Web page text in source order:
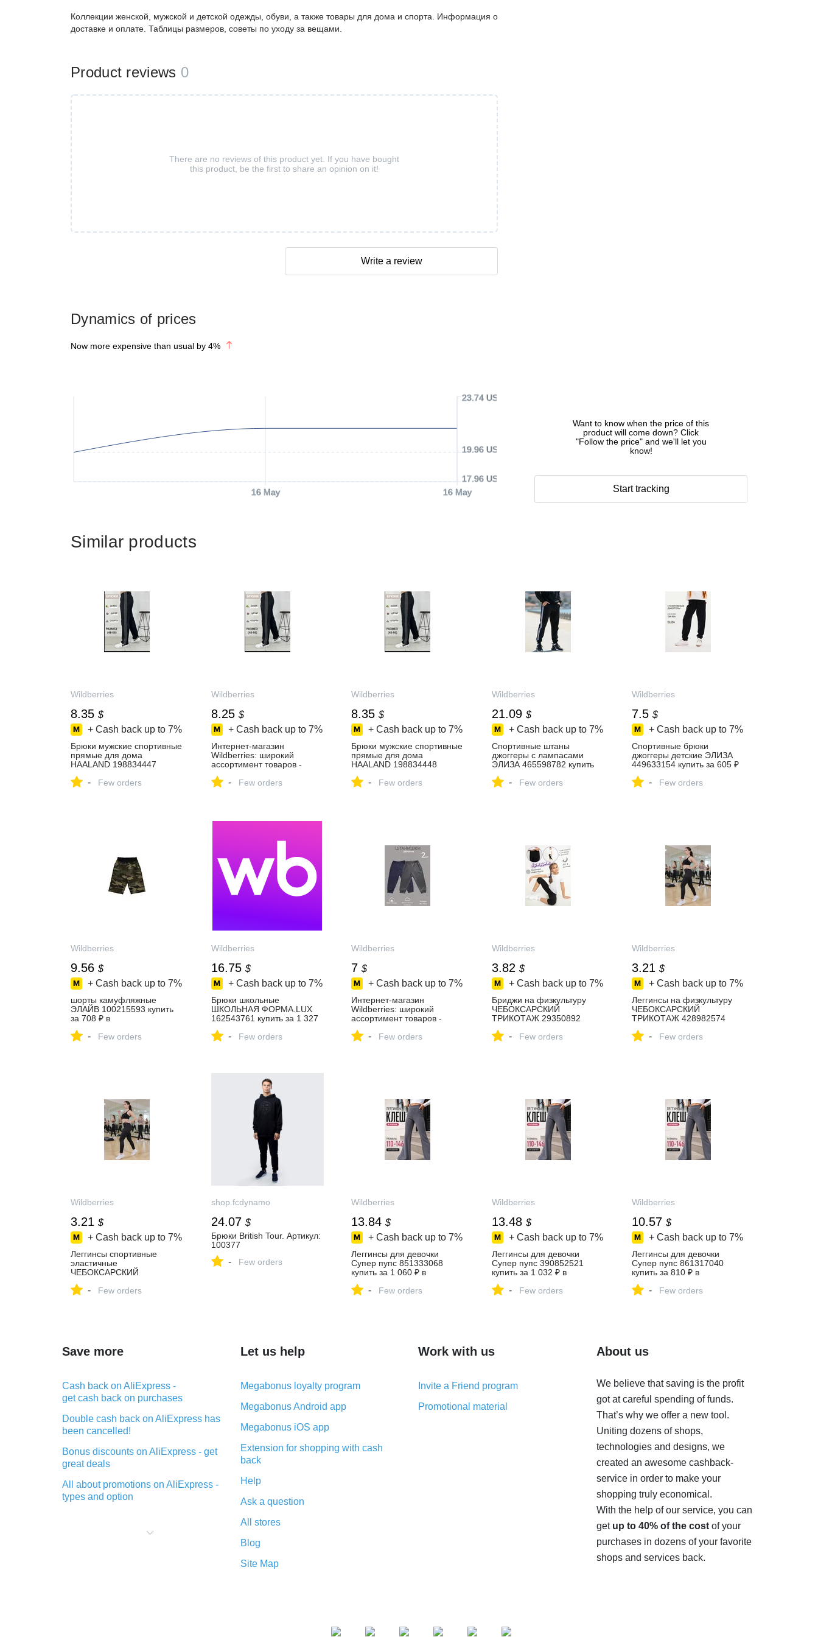
Dynamics of prices
Now more expensive than usual by 4%
16 May 16 May
17.96 USD
19.96 USD
23.74 USD
Want to know when the price of this
product will come down? Click
"Follow the price" and we'll let you
know!
Start tracking
Коллекции женской, мужской и детской одежды, обуви, а также товары для дома и спорта. Информация о
доставке и оплате. Таблицы размеров, советы по уходу за вещами.
Product reviews 0
There are no reviews of this product yet. If you have bought
this product, be the first to share an opinion on it!
Write a review
Similar products
Wildberries
8.35 $
+ Cash back up to 7%
Брюки мужские спортивные
прямые для дома
HAALAND 198834447
интернет‑магазине
- Few orders
Wildberries
8.25 $
+ Cash back up to 7%
Интернет‑магазин
Wildberries: широкий
ассортимент товаров -
- Few orders
Wildberries
8.35 $
+ Cash back up to 7%
Брюки мужские спортивные
прямые для дома
HAALAND 198834448
интернет‑магазине
- Few orders
Wildberries
21.09 $
+ Cash back up to 7%
Спортивные штаны
джоггеры с лампасами
ЭЛИЗА 465598782 купить
интернет‑магазине
- Few orders
Wildberries
7.5 $
+ Cash back up to 7%
Спортивные брюки
джоггеры детские ЭЛИЗА
449633154 купить за 605 ₽
Wildberries
- Few orders
Wildberries
9.56 $
+ Cash back up to 7%
шорты камуфляжные
ЭЛАЙВ 100215593 купить
за 708 ₽ в
Wildberries
- Few orders
Wildberries
16.75 $
+ Cash back up to 7%
Брюки школьные
ШКОЛЬНАЯ ФОРМА.LUX
162543761 купить за 1 327
Wildberries
- Few orders
Wildberries
7 $
+ Cash back up to 7%
Интернет‑магазин
Wildberries: широкий
ассортимент товаров -
- Few orders
Wildberries
3.82 $
+ Cash back up to 7%
Бриджи на физкультуру
ЧЕБОКСАРСКИЙ
ТРИКОТАЖ 29350892
интернет‑магазине
- Few orders
Wildberries
3.21 $
+ Cash back up to 7%
Леггинсы на физкультуру
ЧЕБОКСАРСКИЙ
ТРИКОТАЖ 428982574
интернет‑магазине
- Few orders
Wildberries
3.21 $
+ Cash back up to 7%
Леггинсы спортивные
эластичные
ЧЕБОКСАРСКИЙ
купить за 260 ₽ в
- Few orders
shop.fcdynamo
24.07 $
Брюки British Tour. Артикул:
100377
- Few orders
Wildberries
13.84 $
+ Cash back up to 7%
Леггинсы для девочки
Супер пупс 851333068
купить за 1 060 ₽ в
Wildberries
- Few orders
Wildberries
13.48 $
+ Cash back up to 7%
Леггинсы для девочки
Супер пупс 390852521
купить за 1 032 ₽ в
Wildberries
- Few orders
Wildberries
10.57 $
+ Cash back up to 7%
Леггинсы для девочки
Супер пупс 861317040
купить за 810 ₽ в
Wildberries
- Few orders
Save more
Cash back on AliExpress -
get cash back on purchases
Double cash back on AliExpress has
been cancelled!
Bonus discounts on AliExpress - get
great deals
All about promotions on AliExpress -
types and option
purchases on AliExpress - short and
Let us help
Megabonus loyalty program
Megabonus Android app
Megabonus iOS app
Extension for shopping with cash
back
Help
Ask a question
All stores
Blog
Site Map
Work with us
Invite a Friend program
Promotional material
About us
We believe that saving is the profit
got at careful spending of funds.
That’s why we offer a new tool.
Uniting dozens of shops,
technologies and designs, we
created an awesome cashback-
service in order to make your
shopping truly economical.
With the help of our service, you can
get up to 40% of the costof your
purchases in dozens of your favorite
shops and services back.